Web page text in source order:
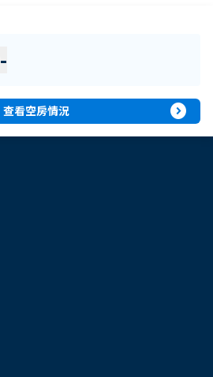
-
查看空房情況 expand_circle_right